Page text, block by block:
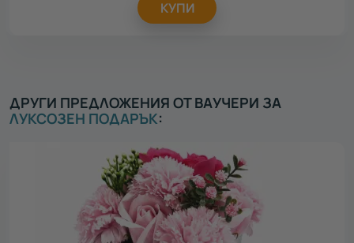
КУПИ
ДРУГИ ПРЕДЛОЖЕНИЯ ОТ ВАУЧЕРИ ЗА
ЛУКСОЗЕН ПОДАРЪК: